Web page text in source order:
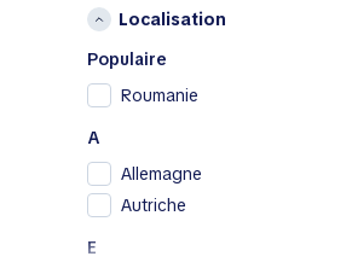
Opel
Peugeot
Porsche
Skoda
SsangYong
Localisation
Populaire
Roumanie
A
Allemagne
Autriche
E